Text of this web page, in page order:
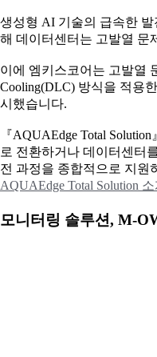
생성형 AI 기술의 급속한
해 데이터센터는 고발열 문
이에 엠키스코어는 고발열
Cooling(DLC) 방식을 적용
시했습니다.
『AQUAEdge Total
로 전환하거나 데이터센터
전 과정을 종합적으로 지원
AQUAEdge Total Solution
모니터링 솔루션, M-